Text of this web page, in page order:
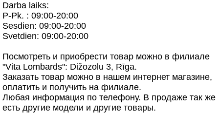
Darba laiks:
P-Pk. : 09:00-20:00
Sesdien: 09:00-20:00
Svetdien: 09:00-20:00
Посмотреть и приобрести товар можно в филиале
"Vita Lombards": Dižozolu 3, Rīga.
Заказать товар можно в нашем интернет магазине,
оплатить и получить на филиале.
Любая информация по телефону. В продаже так же
есть другие модели и другие товары.